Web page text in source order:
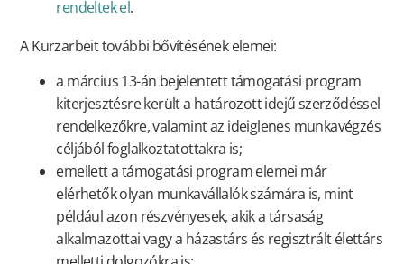
rendeltek el.
A Kurzarbeit további bővítésének elemei:
a március 13-án bejelentett támogatási program
kiterjesztésre került a határozott idejű szerződéssel
rendelkezőkre, valamint az ideiglenes munkavégzés
céljából foglalkoztatottakra is;
emellett a támogatási program elemei már
elérhetők olyan munkavállalók számára is, mint
például azon részvényesek, akik a társaság
alkalmazottai vagy a házastárs és regisztrált élettárs